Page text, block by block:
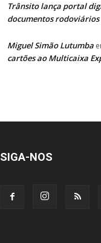
Trânsito lança portal
documentos rodoviários
Miguel Simão Lutumba
cartões ao Multicaixa
SIGA-NOS